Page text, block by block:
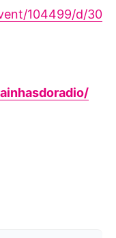
104499/d/30